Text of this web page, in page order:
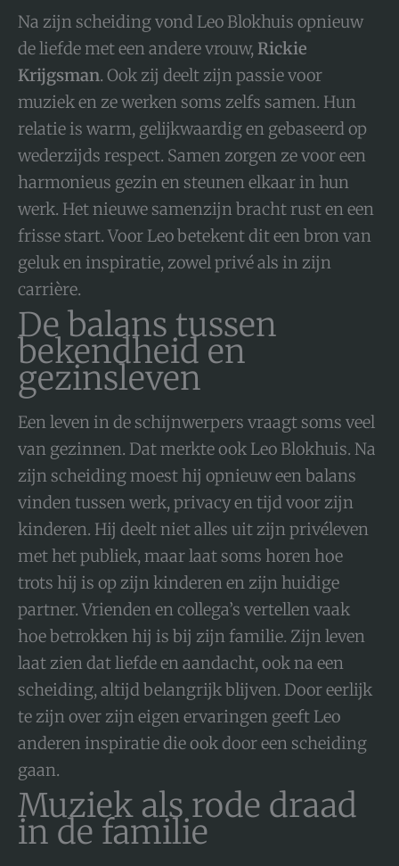
Na zijn scheiding vond Leo Blokhuis opnieuw
de liefde met een andere vrouw,Rickie
Krijgsman. Ook zij deelt zijn passie voor
muziek en ze werken soms zelfs samen. Hun
relatie is warm, gelijkwaardig en gebaseerd op
wederzijds respect. Samen zorgen ze voor een
harmonieus gezin en steunen elkaar in hun
werk. Het nieuwe samenzijn bracht rust en een
frisse start. Voor Leo betekent dit een bron van
geluk en inspiratie, zowel privé als in zijn
carrière.
De balans tussen
bekendheid en
gezinsleven
Een leven in de schijnwerpers vraagt soms veel
van gezinnen. Dat merkte ook Leo Blokhuis. Na
zijn scheiding moest hij opnieuw een balans
vinden tussen werk, privacy en tijd voor zijn
kinderen. Hij deelt niet alles uit zijn privéleven
met het publiek, maar laat soms horen hoe
trots hij is op zijn kinderen en zijn huidige
partner. Vrienden en collega’s vertellen vaak
hoe betrokken hij is bij zijn familie. Zijn leven
laat zien dat liefde en aandacht, ook na een
scheiding, altijd belangrijk blijven. Door eerlijk
te zijn over zijn eigen ervaringen geeft Leo
anderen inspiratie die ook door een scheiding
gaan.
Muziek als rode draad
in de familie